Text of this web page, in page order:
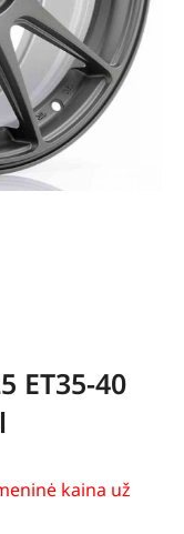
ET35-40
kaina už